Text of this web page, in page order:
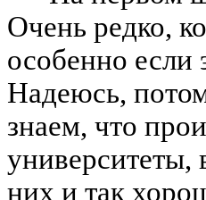
Очень редко,
особенно если
Надеюсь,
знаем, что
университеты,
них и так